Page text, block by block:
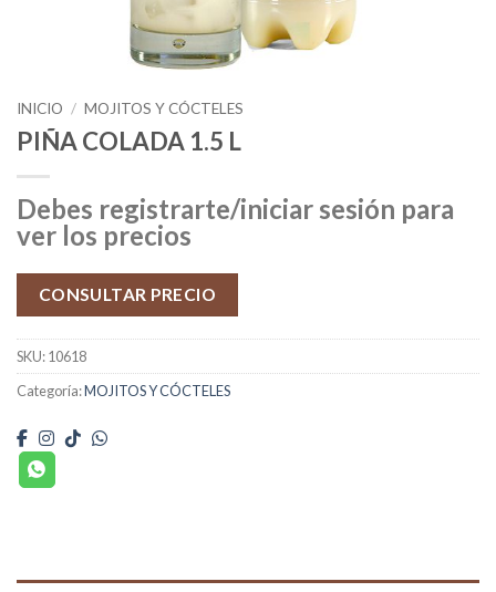
INICIO / MOJITOS Y CÓCTELES
PIÑA COLADA 1.5 L
Debes registrarte/iniciar sesión para
ver los precios
CONSULTAR PRECIO
SKU:10618
Categoría:MOJITOS Y CÓCTELES